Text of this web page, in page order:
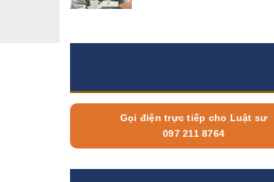
Gọi điện trực tiếp cho Luật sư
097 211 8764